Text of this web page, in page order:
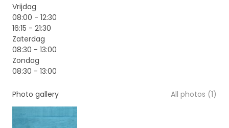
Vrijdag
08:00 - 12:30
16:15 - 21:30
Zaterdag
08:30 - 13:00
Zondag
08:30 - 13:00
Photo gallery All photos (1)